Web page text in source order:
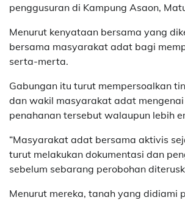
penggusuran di Kampung Asaon,
Menurut kenyataan bersama yang
bersama masyarakat adat bagi
serta-merta.
Gabungan itu turut mempersoalkan
dan wakil masyarakat adat
penahanan tersebut walaupun lebih
“Masyarakat adat bersama aktivis
turut melakukan dokumentasi dan
sebelum sebarang perobohan
Menurut mereka, tanah yang didiami